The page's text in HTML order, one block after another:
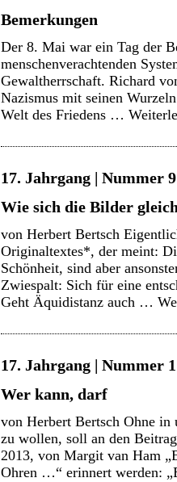
Bemerkungen
Der 8. Mai war ein Tag der
menschenverachtenden
Gewaltherrschaft. Richard
Nazismus mit seinen
Welt des Friedens …
17. Jahrgang | Nummer
Wie sich die Bilder
von Herbert Bertsch
Originaltextes*, der meint:
Schönheit, sind aber
Zwiespalt: Sich für eine
Geht Äquidistanz auch …
17. Jahrgang | Nummer
Wer kann, darf
von Herbert Bertsch Ohne
zu wollen, soll an den
2013, von Margit van Ham
Ohren …“ erinnert werden: